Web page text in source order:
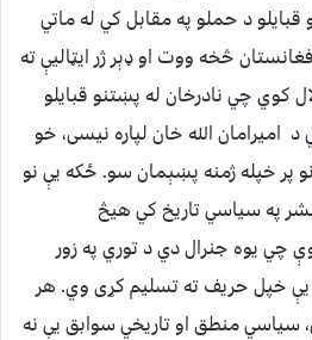
قبایلو د حملو په مقابل کي له ماتي
څخه ووت او ډېر ژر ایټالیې ته
کوي چي نادرخان له پښتنو قبایلو
امیرامان الله خان لپاره نیسی، خو
پر خپله ژمنه پښېمان سو. ځکه یې نو
په سیاسي تاریخ کي هیڅ
یوه جنرال دي د توري په زور
یې خپل حریف ته تسلیم کړی وي. هر
منطق او تاریخي سوابق یې نه